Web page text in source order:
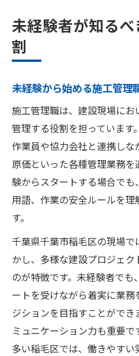
未経験者が知る
割
未経験から始める施工管理
施工管理職は、建設現場に
管理する役割を担っています
作業員や協力会社と連携しな
原価といった各種管理業務
験からスタートする場合で
用語、作業の安全ルールを
す。
千葉県千葉市稲毛区の現場
かし、多様な建設プロジェ
のが特徴です。未経験者で
ートを受けながら着実に業
ジションを目指すことができ
ミュニケーション力も重要
多い稲毛区では、働きやす